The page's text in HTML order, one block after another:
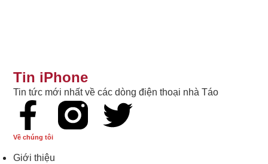
Tin iPhone
Tin tức mới nhất về các dòng điện thoại nhà Táo
Về chúng tôi
Giới thiệu